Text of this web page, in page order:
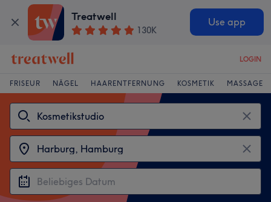
Treatwell
130K
Use app
LOGIN
FRISEUR NÄGEL HAARENTFERNUNG KOSMETIK MASSAGE